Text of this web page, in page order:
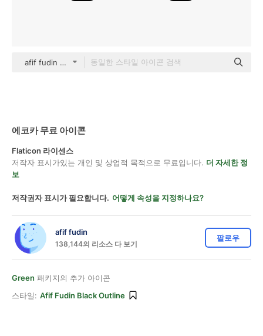
afif fudin black outline
에코카 무료 아이콘
Flaticon 라이센스
저작자 표시가있는 개인 및 상업적 목적으로 무료입니다. 더 자세한 정
보
저작권자 표시가 필요합니다. 어떻게 속성을 지정하나요?
afif fudin
138,144의 리소스 다 보기
팔로우
Green 패키지의 추가 아이콘
스타일: Afif Fudin Black Outline